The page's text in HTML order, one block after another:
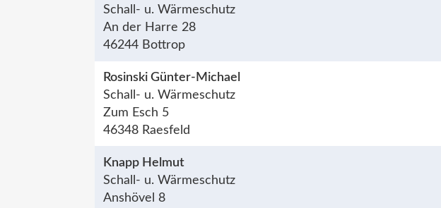
Schall- u. Wärmeschutz
An der Harre 28
46244 Bottrop
Rosinski Günter-Michael
Schall- u. Wärmeschutz
Zum Esch 5
46348 Raesfeld
Knapp Helmut
Schall- u. Wärmeschutz
Anshövel 8